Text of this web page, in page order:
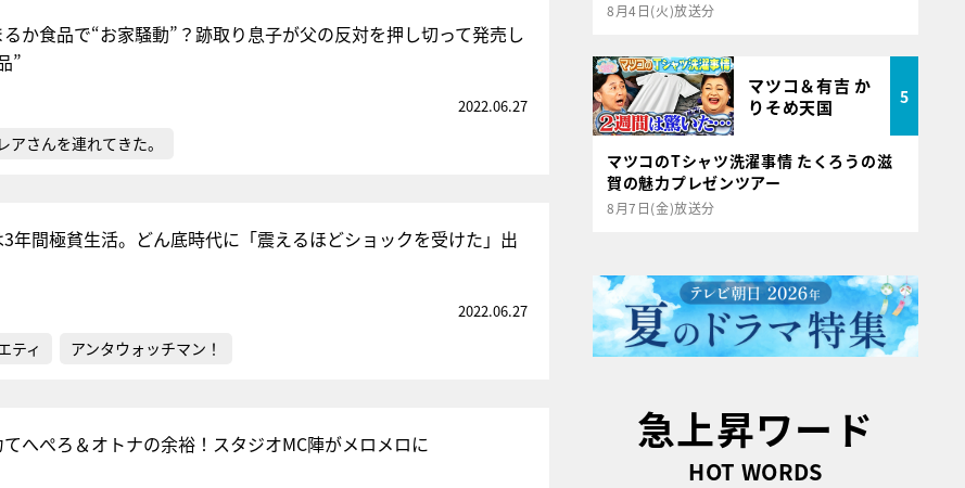
るか食品で“お家騒動”？跡取り息子が父の反対を押し切って発売し
”
2022.06.27
アさんを連れてきた。
年間極貧生活。どん底時代に「震えるほどショックを受けた」出
2022.06.27
ティ アンタウォッチマン！
へぺろ＆オトナの余裕！スタジオMC陣がメロメロに
8月4日(火)放送分
マツコ＆有吉 か
りそめ天国
5
マツコのTシャツ洗濯事情 たくろうの滋
賀の魅力プレゼンツアー
8月7日(金)放送分
急上昇ワード
HOT WORDS